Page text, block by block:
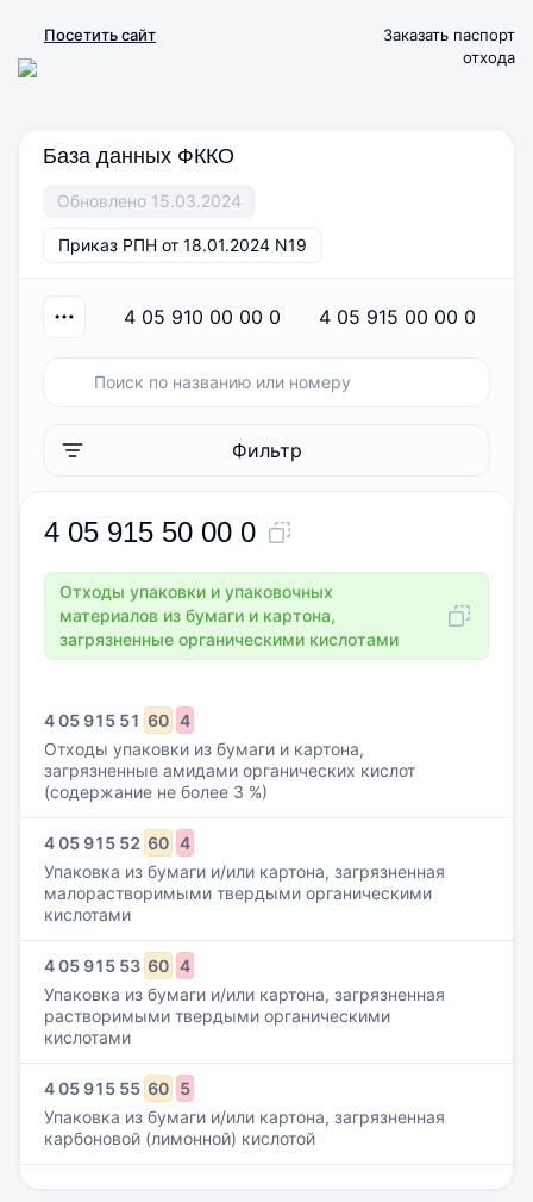
Посетить сайт
Заказать паспорт
отхода
База данных ФККО
Обновлено 15.03.2024
Приказ РПН от 18.01.2024 N19
4 05 910 00 00 0 4 05 915 00 00 0
Фильтр
4 05 915 50 00 0
Отходы упаковки и упаковочных
материалов из бумаги и картона,
загрязненные органическими кислотами
405 915 51 60 4
Отходы упаковки из бумаги и картона,
загрязненные амидами органических кислот
(содержание не более 3 %)
405 915 52 60 4
Упаковка из бумаги и/или картона, загрязненная
малорастворимыми твердыми органическими
кислотами
405 915 53 60 4
Упаковка из бумаги и/или картона, загрязненная
растворимыми твердыми органическими
кислотами
405 915 55 60 5
Упаковка из бумаги и/или картона, загрязненная
карбоновой (лимонной) кислотой